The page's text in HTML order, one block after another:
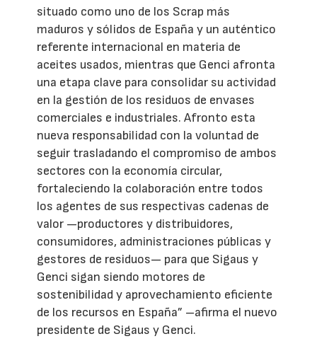
situado como uno de los Scrap más
maduros y sólidos de España y un auténtico
referente internacional en materia de
aceites usados, mientras que Genci afronta
una etapa clave para consolidar su actividad
en la gestión de los residuos de envases
comerciales e industriales. Afronto esta
nueva responsabilidad con la voluntad de
seguir trasladando el compromiso de ambos
sectores con la economía circular,
fortaleciendo la colaboración entre todos
los agentes de sus respectivas cadenas de
valor —productores y distribuidores,
consumidores, administraciones públicas y
gestores de residuos— para que Sigaus y
Genci sigan siendo motores de
sostenibilidad y aprovechamiento eficiente
de los recursos en España” –afirma el nuevo
presidente de Sigaus y Genci.